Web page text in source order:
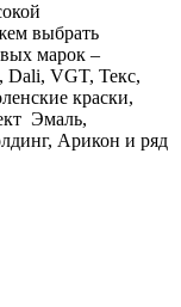
выбрать
марок –
Dali, VGT, Текс,
краски,
Эмаль,
Арикон и ряд